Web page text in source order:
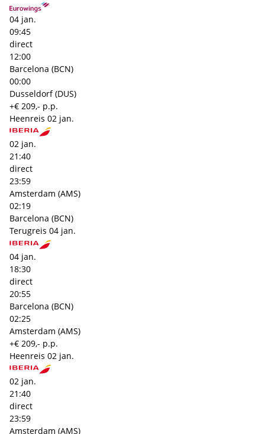
04 jan.
09:45
direct
12:00
Barcelona (BCN)
00:00
Dusseldorf (DUS)
+€ 209,- p.p.
Heenreis 02 jan.
02 jan.
21:40
direct
23:59
Amsterdam (AMS)
02:19
Barcelona (BCN)
Terugreis 04 jan.
04 jan.
18:30
direct
20:55
Barcelona (BCN)
02:25
Amsterdam (AMS)
+€ 209,- p.p.
Heenreis 02 jan.
02 jan.
21:40
direct
23:59
Amsterdam (AMS)